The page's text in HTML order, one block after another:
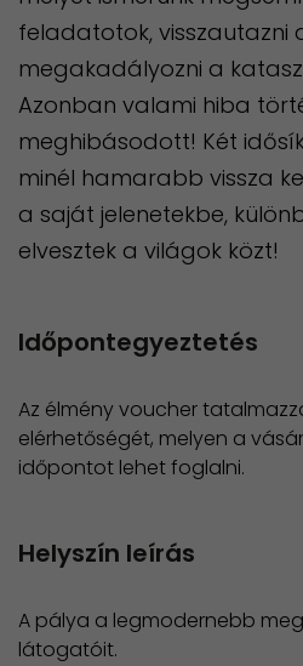
feladatotok, visszautazni
megakadályozni a
Azonban valami hiba
meghibásodott! Két
minél hamarabb vissza
a saját jelenetekbe,
elvesztek a világok közt!
Időpontegyeztetés
Az élmény voucher
elérhetőségét, melyen a
időpontot lehet foglalni.
Helyszín leírás
A pálya a legmodernebb
látogatóit.